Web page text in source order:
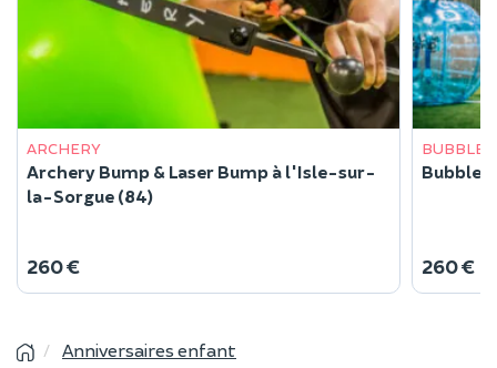
ARCHERY
Archery Bump & Laser Bump à l'Isle-sur-
la-Sorgue (84)
260 €
BUBBLE
Bubble
260 €
Anniversaires enfant